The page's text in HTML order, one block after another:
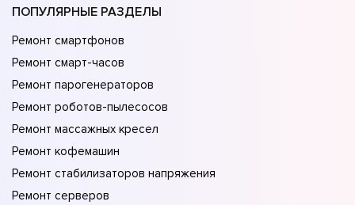
ПОПУЛЯРНЫЕ РАЗДЕЛЫ
Ремонт смартфонов
Ремонт смарт-часов
Ремонт парогенераторов
Ремонт роботов-пылесосов
Ремонт массажных кресел
Ремонт кофемашин
Ремонт стабилизаторов напряжения
Ремонт серверов